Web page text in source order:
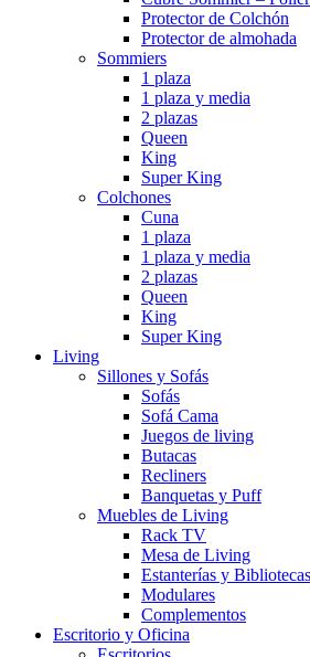
Protector de Colchón
Protector de almohada
Sommiers
1 plaza
1 plaza y media
2 plazas
Queen
King
Super King
Colchones
Cuna
1 plaza
1 plaza y media
2 plazas
Queen
King
Super King
Living
Sillones y Sofás
Sofás
Sofá Cama
Juegos de living
Butacas
Recliners
Banquetas y Puff
Muebles de Living
Rack TV
Mesa de Living
Estanterías y Bibliotecas
Modulares
Complementos
Escritorio y Oficina